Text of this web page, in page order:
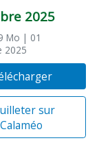
2025
Mo | 01
2025
sur
Calaméo